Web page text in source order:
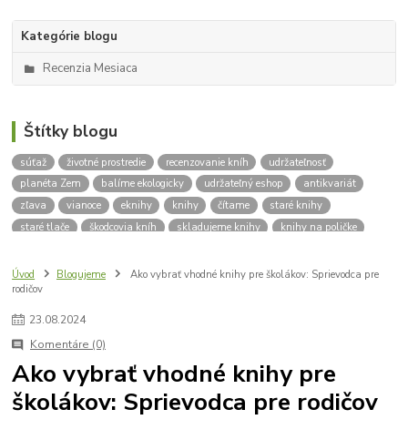
Kategórie blogu
Recenzia Mesiaca
Štítky blogu
súťaž životné prostredie recenzovanie kníh
udržateľnosť
planéta Zem
balíme ekologicky udržateľný eshop
antikvariát
zľava
vianoce eknihy knihy čítame
staré knihy
staré tlače
škodcovia kníh skladujeme knihy
knihy na poličke
kvalitný život
deti čítanie pre školáka
školák
pleseň na knihách
sóda bikarbona
budujeme knižnicu
výročie antikvariátu
o nás
Antikvariát v Bardejove
Bardejovský antikvariát
knihy zadarmo zadarmo
Úvod Blogujeme
Ako vybrať vhodné knihy pre školákov: Sprievodca pre
rodičov
23.08.2024
Komentáre (0)
Ako vybrať vhodné knihy pre
školákov: Sprievodca pre rodičov